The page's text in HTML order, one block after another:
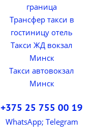
граница
Трансфер такси в
гостиницу отель
Такси ЖД вокзал
Минск
Такси автовокзал
Минск
+375 25 755 00 19
WhatsApp; Telegram